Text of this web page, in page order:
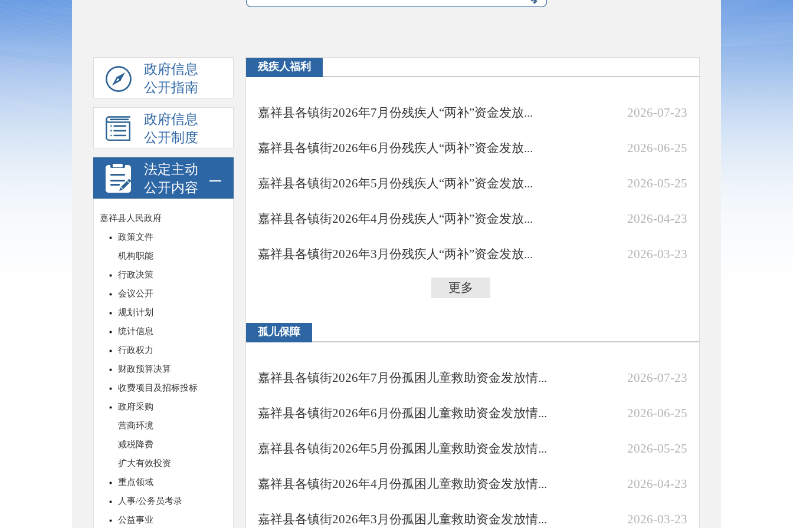
政府信息
公开指南
政府信息
公开制度
法定主动
公开内容
残疾人福利
嘉祥县各镇街2026年7月份残疾人“两补”资金发放... 2026-07-23
嘉祥县各镇街2026年6月份残疾人“两补”资金发放... 2026-06-25
嘉祥县各镇街2026年5月份残疾人“两补”资金发放... 2026-05-25
嘉祥县各镇街2026年4月份残疾人“两补”资金发放... 2026-04-23
嘉祥县各镇街2026年3月份残疾人“两补”资金发放... 2026-03-23
更多
孤儿保障
嘉祥县各镇街2026年7月份孤困儿童救助资金发放情... 2026-07-23
嘉祥县各镇街2026年6月份孤困儿童救助资金发放情... 2026-06-25
嘉祥县各镇街2026年5月份孤困儿童救助资金发放情... 2026-05-25
嘉祥县各镇街2026年4月份孤困儿童救助资金发放情... 2026-04-23
嘉祥县各镇街2026年3月份孤困儿童救助资金发放情... 2026-03-23